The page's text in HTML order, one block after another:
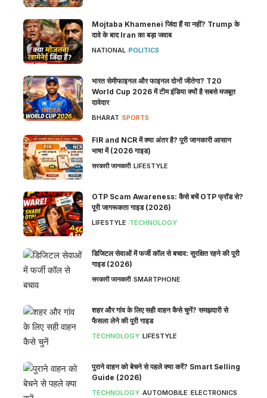
Mojtaba Khamenei जिंदा हैं या नहीं? Trump के
दावे के बाद Iran का बड़ा जवाब
NATIONAL POLITICS
भारत सेमीफाइनल और फाइनल दोनों जीतेगा? T20
World Cup 2026 में टीम इंडिया क्यों है सबसे मजबूत
दावेदार
BHARAT SPORTS
FIR and NCR में क्या अंतर है? पूरी जानकारी आसान
भाषा में (2026 गाइड)
सरकारी जानकारी LIFESTYLE
OTP Scam Awareness: कैसे बचें OTP फ्रॉड से?
पूरी जागरूकता गाइड (2026)
LIFESTYLE TECHNOLOGY
डिजिटल सेवाओं में फर्जी कॉल से बचाव: सुरक्षित रहने की पूरी
गाइड (2026)
सरकारी जानकारी SMARTPHONE
शहर और गांव के लिए सही वाहन कैसे चुनें? समझदारी से
फैसला लेने की पूरी गाइड
TECHNOLOGY LIFESTYLE
पुराने वाहन को बेचने से पहले क्या करें? Smart Selling
Guide (2026)
TECHNOLOGY AUTOMOBILE ELECTRONICS